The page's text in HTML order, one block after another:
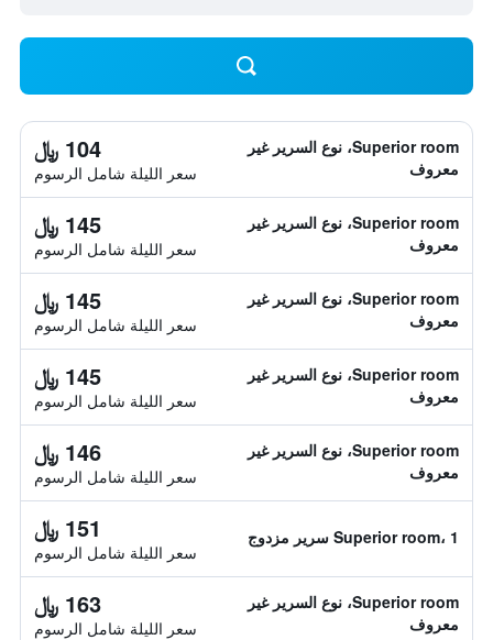
Superior room، نوع السرير غير
معروف
104 ﷼
سعر الليلة شامل الرسوم
Superior room، نوع السرير غير
معروف
145 ﷼
سعر الليلة شامل الرسوم
Superior room، نوع السرير غير
معروف
145 ﷼
سعر الليلة شامل الرسوم
Superior room، نوع السرير غير
معروف
145 ﷼
سعر الليلة شامل الرسوم
Superior room، نوع السرير غير
معروف
146 ﷼
سعر الليلة شامل الرسوم
Superior room، 1 سرير مزدوج 151 ﷼
سعر الليلة شامل الرسوم
Superior room، نوع السرير غير
معروف
163 ﷼
سعر الليلة شامل الرسوم